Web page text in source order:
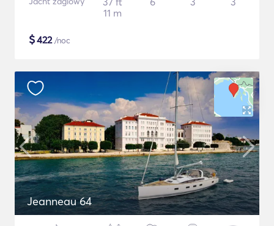
11 m
$422/noc
Jeanneau 64